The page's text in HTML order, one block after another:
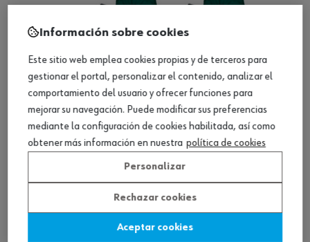
Información sobre cookies
Este sitio web emplea cookies propias y de terceros para
gestionar el portal, personalizar el contenido, analizar el
comportamiento del usuario y ofrecer funciones para
mejorar su navegación. Puede modificar sus preferencias
mediante la configuración de cookies habilitada, así como
obtener más información en nuestra política de cookies
Personalizar
Rechazar cookies
Aceptar cookies